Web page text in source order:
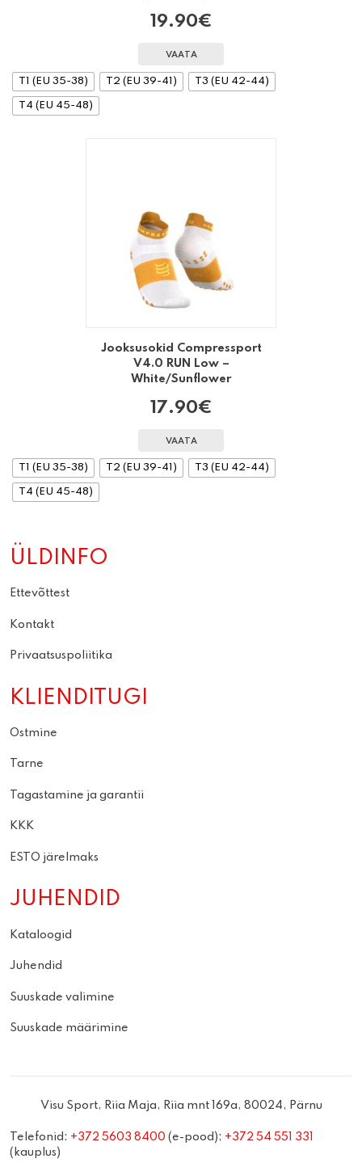
19.90€
VAATA
T1 (EU 35-38) T2 (EU 39-41) T3 (EU 42-44)
T4 (EU 45-48)
Jooksusokid Compressport
V4.0 RUN Low –
White/Sunflower
17.90€
VAATA
T1 (EU 35-38) T2 (EU 39-41) T3 (EU 42-44)
T4 (EU 45-48)
ÜLDINFO
Ettevõttest
Kontakt
Privaatsuspoliitika
KLIENDITUGI
Ostmine
Tarne
Tagastamine ja garantii
KKK
ESTO järelmaks
JUHENDID
Kataloogid
Juhendid
Suuskade valimine
Suuskade määrimine
Visu Sport, Riia Maja, Riia mnt 169a, 80024, Pärnu
Telefonid: +372 5603 8400 (e-pood); +372 54 551 331
(kauplus)